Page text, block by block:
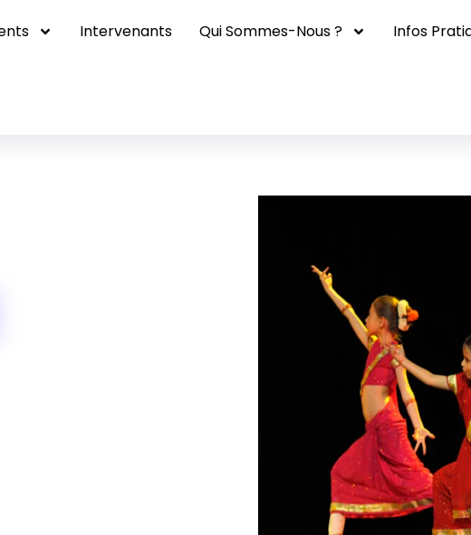
Intervenants Qui Sommes-Nous ? Infos
(enfants)